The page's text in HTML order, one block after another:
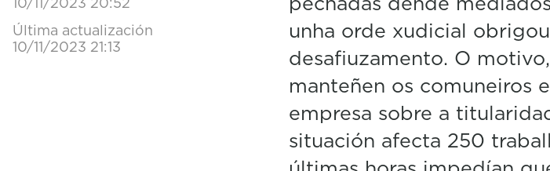
Última actualización
10/11/2023 21:13
unha orde xudicial
desafiuzamento. O
manteñen os comuneiros
empresa sobre a
situación afecta 250